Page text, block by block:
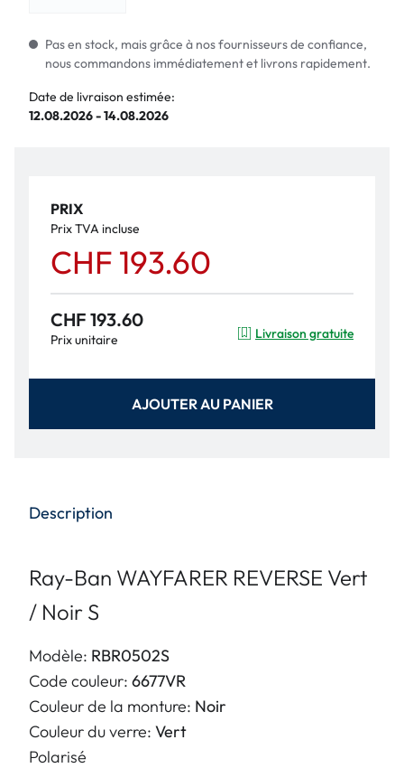
Pas en stock, mais grâce à nos fournisseurs de confiance,
nous commandons immédiatement et livrons rapidement.
Date de livraison estimée:
12.08.2026 - 14.08.2026
PRIX
Prix TVA incluse
CHF 193.60
CHF 193.60
Prix unitaire Livraison gratuite
AJOUTER AU PANIER
Description
Ray-Ban WAYFARER REVERSE Vert
/ Noir S
Modèle: RBR0502S
Code couleur: 6677VR
Couleur de la monture: Noir
Couleur du verre: Vert
Polarisé